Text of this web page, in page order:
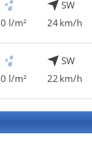
0 l/m²
SW
24 km/h
0 l/m²
SW
22 km/h